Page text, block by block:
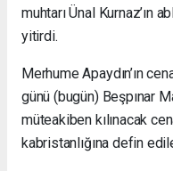
muhtarı Ünal Kurnaz’ın
yitirdi.
Merhume Apaydın’ın
günü (bugün) Beşpınar
müteakiben kılınacak
kabristanlığına defin